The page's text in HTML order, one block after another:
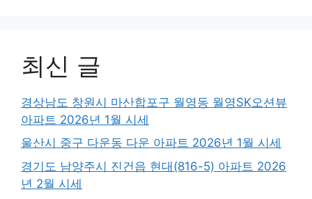
최신 글
경상남도 창원시 마산합포구 월영동 월영SK오션뷰
아파트 2026년 1월 시세
울산시 중구 다운동 다운 아파트 2026년 1월 시세
경기도 남양주시 진건읍 현대(816-5) 아파트 2026
년 2월 시세